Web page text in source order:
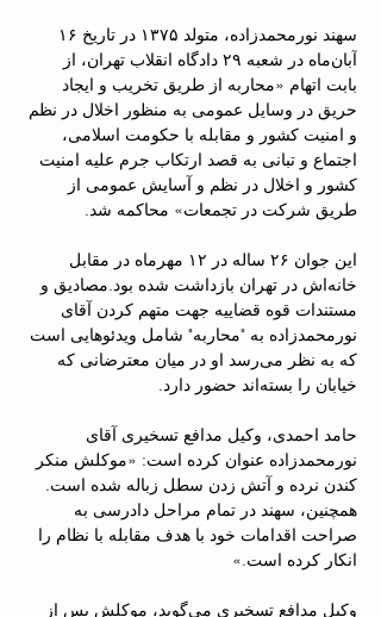
آبان‌ماه در شعبه ۲۹ دادگاه انقلاب تهران، از
بابت اتهام «محاربه از طریق تخریب و ایجاد
حریق در وسایل عمومی به منظور اخلال در نظم
و امنیت کشور و مقابله با حکومت اسلامی،
اجتماع و تبانی به قصد ارتکاب جرم علیه امنیت
کشور و اخلال در نظم و آسایش عمومی از
طریق شرکت در تجمعات» محاکمه شد.
این جوان ۲۶ ساله در ۱۲ مهرماه در مقابل
خانه‌اش در تهران بازداشت شده بود.مصادیق و
مستندات قوه قضاییه جهت متهم کردن آقای
نورمحمدزاده به "محاربه" شامل ویدئوهایی است
که به نظر می‌رسد او در میان معترضانی که
خیابان را بسته‌اند حضور دارد.
حامد احمدی، وکیل مدافع تسخیری آقای
نورمحمدزاده عنوان کرده است: «موکلش منکر
کندن نرده و آتش زدن سطل زباله شده است.
همچنین، سهند در تمام مراحل دادرسی به
صراحت اقدامات خود با هدف مقابله با نظام را
انکار کرده است.»
وکیل‌ مدافع تسخیری می‌گوید، موکلش پس از